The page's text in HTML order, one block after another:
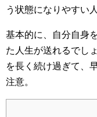
う状態になりやすい
基本的に、自分自身
た人生が送れるでし
を長く続け過ぎて、
注意。